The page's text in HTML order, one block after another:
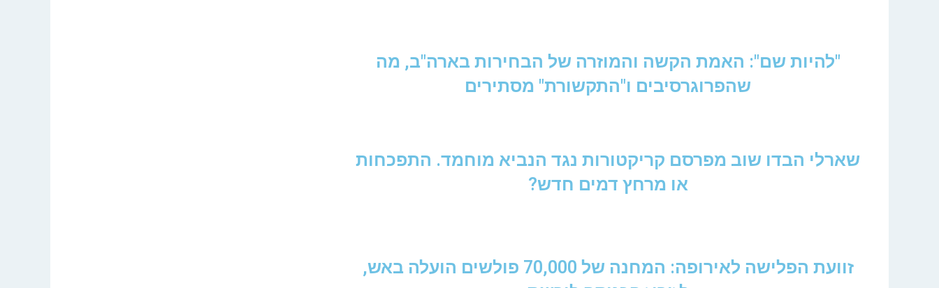
"להיות שם": האמת הקשה והמוזרה של הבחירות בארה"ב, מה
שהפרוגרסיבים ו"התקשורת" מסתירים
שארלי הבדו שוב מפרסם קריקטורות נגד הנביא מוחמד. התפכחות
או מרחץ דמים חדש?
זוועת הפלישה לאירופה: המחנה של 70,000 פולשים הועלה באש,